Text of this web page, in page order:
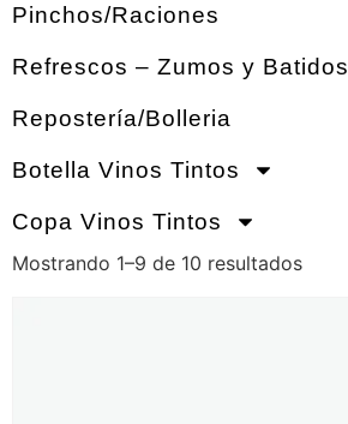
Pinchos/Raciones
Refrescos – Zumos y Batidos
Repostería/Bolleria
Botella Vinos Tintos
Copa Vinos Tintos
Mostrando 1–9 de 10 resultados